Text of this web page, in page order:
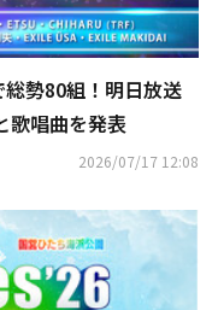
勢80組！明日放送
歌唱曲を発表
2026/07/17 12:08